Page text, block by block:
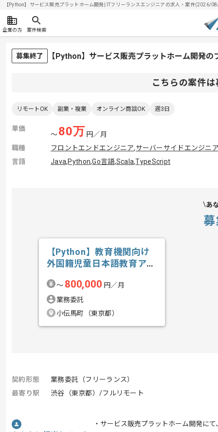
【Python】サービス販売プラットホーム開発| ITフリーランスエンジニアの求人・案件(2026/
企業の方 案件検索
募集終了 【Python】サービス販売プラットホーム開発
こちらの案件
リモートOK 副業・複業 オンライン商談OK 週3日
単価
〜80万 円／月
職種
フロントエンドエンジニア,サーバーサイドエンジニ
言語
Java,Python,Go言語,Scala,TypeScript
あ
【Python】教育機関向け
外国籍児童日本語教育アプ
〜 800,000 円／月
業務委託
小伝馬町（東京都）
契約形態
業務委託（フリーランス）
最寄り駅
渋谷（東京都）/フルリモート
・サービス販売プラットホーム開発に